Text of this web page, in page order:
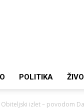
POLITIKA
Obiteljski izlet – povodom